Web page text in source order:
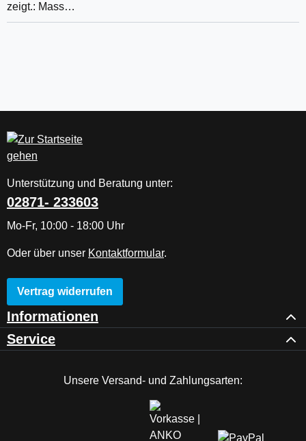
zeigt.: Mass…
Unterstützung und Beratung unter:
02871- 233603
Mo-Fr, 10:00 - 18:00 Uhr
Oder über unser Kontaktformular.
Vertrag widerrufen
Informationen
Service
Unsere Versand- und Zahlungsarten: